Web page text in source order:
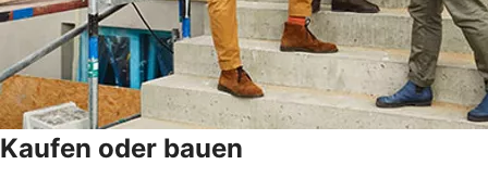
Kaufen oder bauen